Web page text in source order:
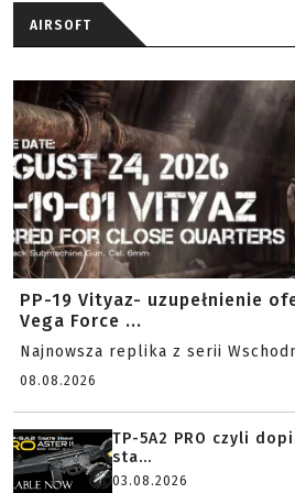
AIRSOFT
PP-19 Vityaz- uzupełnienie
Vega Force ...
Najnowsza replika z serii
08.08.2026
TP-5A2 PRO czyli
sta...
03.08.2026